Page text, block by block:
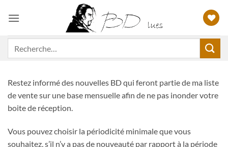
Restez informé des nouvelles BD qui feront partie de ma liste
de vente sur une base mensuelle afin de ne pas inonder votre
boite de réception.
Vous pouvez choisir la périodicité minimale que vous
souhaitez, s’il n’y a pas de nouveauté par rapport à la période